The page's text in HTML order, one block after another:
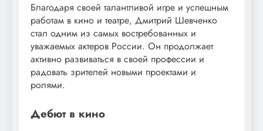
Благодаря своей талантливой игре и успешным
работам в кино и театре, Дмитрий Шевченко
стал одним из самых востребованных и
уважаемых актеров России. Он продолжает
активно развиваться в своей профессии и
радовать зрителей новыми проектами и
ролями.
Дебют в кино